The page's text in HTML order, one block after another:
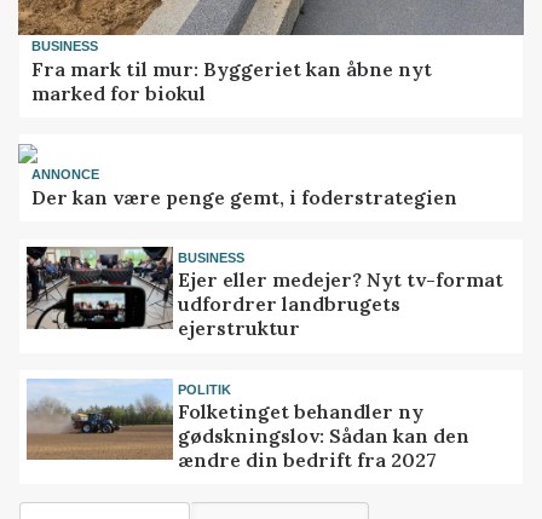
BUSINESS
Fra mark til mur: Byggeriet kan åbne nyt
marked for biokul
ANNONCE
Der kan være penge gemt, i foderstrategien
BUSINESS
Ejer eller medejer? Nyt tv-format
udfordrer landbrugets
ejerstruktur
POLITIK
Folketinget behandler ny
gødskningslov: Sådan kan den
ændre din bedrift fra 2027